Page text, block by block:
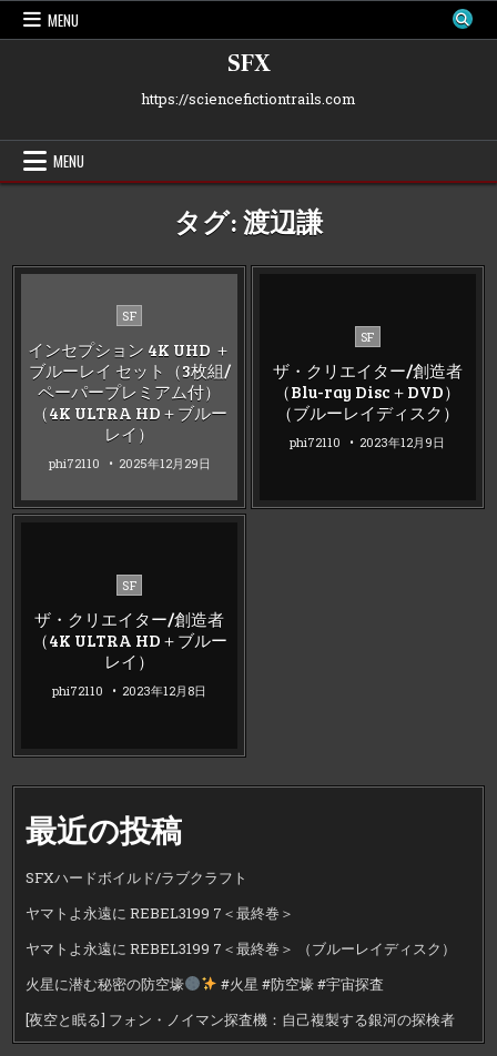
Skip
MENU
SFX
https://sciencefictiontrails.com
MENU
タグ:渡辺謙
Posted
SF
インセプション 4K UHD ＋
ブルーレイ セット（3枚組/
ペーパープレミアム付）
（4K ULTRA HD＋ブルー
レイ）
phi72110 2025年12月29日
Posted
SF
ザ・クリエイター/創造者
（Blu-ray Disc＋DVD）
（ブルーレイディスク）
phi72110 2023年12月9日
Posted
SF
ザ・クリエイター/創造者
（4K ULTRA HD＋ブルー
レイ）
phi72110 2023年12月8日
最近の投稿
SFXハードボイルド/ラブクラフト
ヤマトよ永遠に REBEL3199 7＜最終巻＞
ヤマトよ永遠に REBEL3199 7＜最終巻＞ （ブルーレイディスク）
火星に潜む秘密の防空壕
#火星 #防空壕 #宇宙探査
[夜空と眠る] フォン・ノイマン探査機：自己複製する銀河の探検者